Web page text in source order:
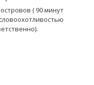
( 90 минут